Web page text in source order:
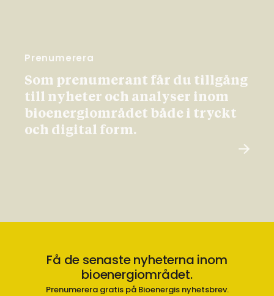
Prenumerera
Som prenumerant får du tillgång
till nyheter och analyser inom
bioenergiområdet både i tryckt
och digital form.
Få de senaste nyheterna inom
bioenergiområdet.
Prenumerera gratis på Bioenergis nyhetsbrev.